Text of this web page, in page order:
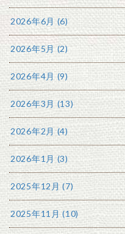
2026年6月 (6)
2026年5月 (2)
2026年4月 (9)
2026年3月 (13)
2026年2月 (4)
2026年1月 (3)
2025年12月 (7)
2025年11月 (10)